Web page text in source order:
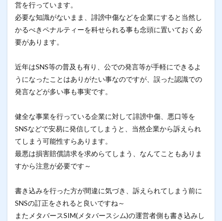
営を行っています。
必要な知識がないまま、誹謗中傷などを企業にすると当然し
かるべきペナルティーを科せられる事も念頭に置いておく必
要があります。
近年はSNS等の普及も有り、公での発言等が手軽にできるよ
うになったことはありがたい事なのですが、誤った認識での
発言などが多い事も事実です。
健全な事業を行っている企業に対して誹謗中傷、悪口等を
SNSなどで安易に発信してしまうと、当然企業から訴えられ
てしまう可能性すらあります。
最悪は損害賠償請求を求めらてしまう、なんてこともありま
すから注意が必要です～
書き込みを行った方が間違に気づき、訴えられてしまう前に
SNSの訂正をされると良いですね～
またメタバースSIM(メタバースシム)の運営者側も書き込みし